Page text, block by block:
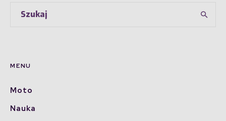
MENU
Moto
Nauka